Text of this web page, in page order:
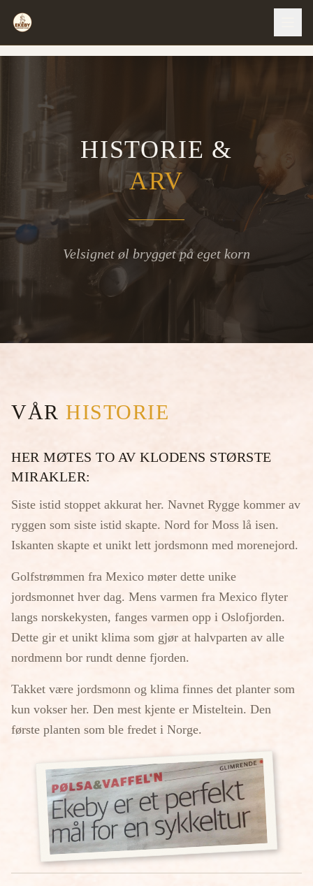
HISTORIE &
ARV
Velsignet øl brygget på eget korn
VÅR HISTORIE
HER MØTES TO AV KLODENS STØRSTE
MIRAKLER:
Siste istid stoppet akkurat her. Navnet Rygge kommer av
ryggen som siste istid skapte. Nord for Moss lå isen.
Iskanten skapte et unikt lett jordsmonn med morenejord.
Golfstrømmen fra Mexico møter dette unike
jordsmonnet hver dag. Mens varmen fra Mexico flyter
langs norskekysten, fanges varmen opp i Oslofjorden.
Dette gir et unikt klima som gjør at halvparten av alle
nordmenn bor rundt denne fjorden.
Takket være jordsmonn og klima finnes det planter som
kun vokser her. Den mest kjente er Misteltein. Den
første planten som ble fredet i Norge.